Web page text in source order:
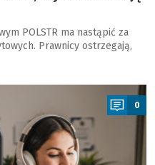
POLSTR ma nastąpić za
Prawnicy ostrzegają,
0